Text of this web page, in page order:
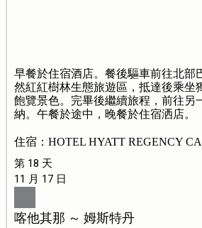
早餐於住宿酒店。餐後驅車前往北部
然紅紅樹林生態旅遊區，抵達後乘坐
飽覽景色。完畢後繼續旅程，前往另
納。午餐於途中，晚餐於住宿洒店。
住宿：HOTEL HYATT REGENCY
第 18 天
11 月 17 日
喀他其那 ～ 姆斯特丹